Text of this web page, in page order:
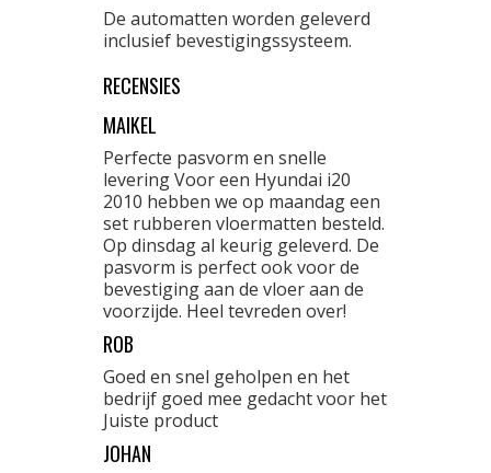
De automatten worden geleverd
inclusief bevestigingssysteem.
RECENSIES
MAIKEL
Perfecte pasvorm en snelle
levering Voor een Hyundai i20
2010 hebben we op maandag een
set rubberen vloermatten besteld.
Op dinsdag al keurig geleverd. De
pasvorm is perfect ook voor de
bevestiging aan de vloer aan de
voorzijde. Heel tevreden over!
ROB
Goed en snel geholpen en het
bedrijf goed mee gedacht voor het
Juiste product
JOHAN